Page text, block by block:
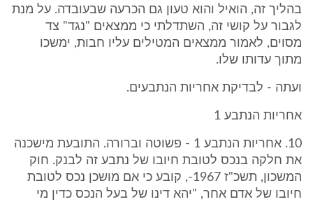
בהליך זה, הואיל והוא טעון גם הכרעה שבעובדה. על מנת
לגבור על קושי זה, השתדלתי כי ממצאים "נגד" צד
מסוים, לאמור ממצאים המטילים עליו חבות, ימשכו
מתוך עדותו שלו.
ועתה - לבדיקת אחריות הנתבעים.
אחריות הנתבע 1
10. אחריות הנתבע 1 - פשוטה וברורה. התובעת מישכנה
את חלקה בנכס לטובת חיובו של נתבע זה לבנק. חוק
המשכון, תשכ"ז 1967-, קובע כי אם מושכן נכס לטובת
חיובו של אדם אחר, "יהא דינו של בעל הנכס כדין מי